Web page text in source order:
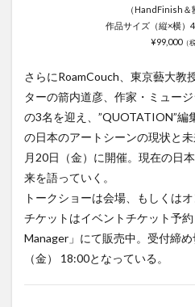
（HandFinish＆
作品サイズ（縦×横）
¥99,000（
さらにRoamCouch、東京藝大教
ターの箭内道彦、作家・ミュー
の3名を迎え、”QUOTATION”編
の日本のアートシーンの現状と
月20日（金）に開催。現在の日
来を語っていく。
トークショーは会場、もしくは
チケットはイベントチケット予
Manager」にて販売中。受付締
（金） 18:00となっている。